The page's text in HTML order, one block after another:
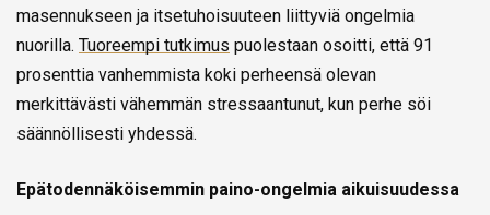
masennukseen ja itsetuhoisuuteen liittyviä ongelmia
nuorilla. Tuoreempi tutkimus puolestaan osoitti, että 91
prosenttia vanhemmista koki perheensä olevan
merkittävästi vähemmän stressaantunut, kun perhe söi
säännöllisesti yhdessä.
Epätodennäköisemmin paino-ongelmia aikuisuudessa